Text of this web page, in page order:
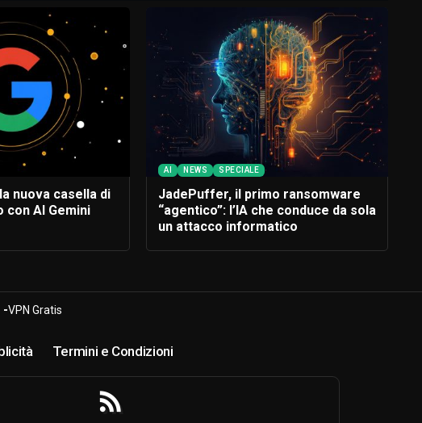
nuova casella di
con AI Gemini
AI NEWS SPECIALE
JadePuffer, il primo ransomware
“agentico”: l’IA che conduce da sola
un attacco informatico
VPN Gratis
Termini e Condizioni